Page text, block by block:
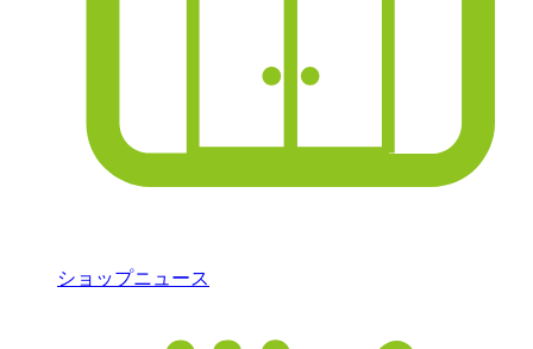
ショップニュース